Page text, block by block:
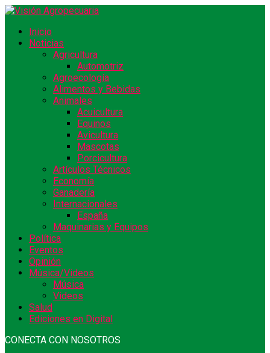
Inicio
Noticias
Agricultura
Automotriz
Agroecología
Alimentos y Bebidas
Animales
Acuicultura
Equinos
Avicultura
Mascotas
Porcicultura
Artículos Técnicos
Economía
Ganadería
Internacionales
España
Maquinarias y Equipos
Política
Eventos
Opinión
Música/Videos
Música
Videos
Salud
Ediciones en Digital
CONECTA CON NOSOTROS